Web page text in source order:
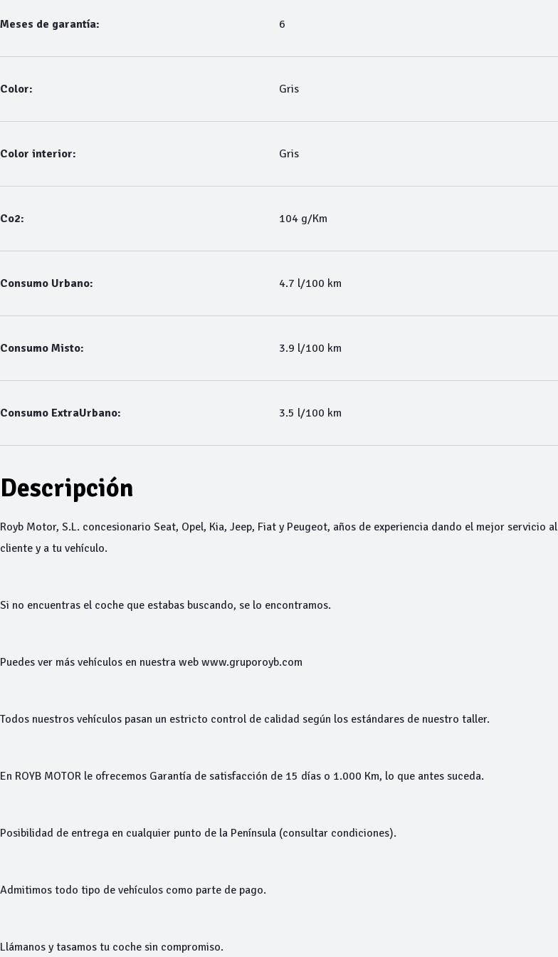
Meses de garantía: 6
Color: Gris
Color interior: Gris
Co2: 104 g/Km
Consumo Urbano: 4.7 l/100 km
Consumo Misto: 3.9 l/100 km
Consumo ExtraUrbano: 3.5 l/100 km
Descripción
Royb Motor, S.L. concesionario Seat, Opel, Kia, Jeep, Fiat y Peugeot, años de experiencia dando el mejor servicio al
cliente y a tu vehículo.
Si no encuentras el coche que estabas buscando, se lo encontramos.
Puedes ver más vehículos en nuestra web www.gruporoyb.com
Todos nuestros vehículos pasan un estricto control de calidad según los estándares de nuestro taller.
En ROYB MOTOR le ofrecemos Garantía de satisfacción de 15 días o 1.000 Km, lo que antes suceda.
Posibilidad de entrega en cualquier punto de la Península (consultar condiciones).
Admitimos todo tipo de vehículos como parte de pago.
Llámanos y tasamos tu coche sin compromiso.